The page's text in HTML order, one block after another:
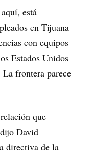
está
en Tijuana
con equipos
Estados Unidos
frontera parece
que
David
directiva de la